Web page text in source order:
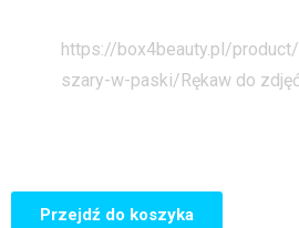
https://box4beauty.pl/
szary-w-paski/Rękaw do
Przejdź do koszyka